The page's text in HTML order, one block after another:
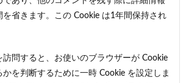
を省きます。この Cookie は1年間保持され
訪問すると、お使いのブラウザーが Cookie
を判断するために一時 Cookie を設定しま